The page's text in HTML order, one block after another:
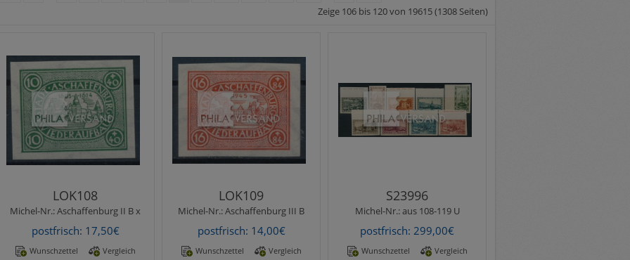
Zeige 106 bis 120 von 19615 (1308 Seiten)
Michel-Nr.:Aschaffenburg II B
x
Wiederaufbau 1946 - 10
Pfennig ungezähnt und
einwandfrei postfrisch
mit waagerechtem Wasse..
LOK108
Michel-Nr.:Aschaffenburg II B x
postfrisch: 17,50€
Wunschzettel Vergleich
Michel-Nr.:Aschaffenburg III
B
Wiederaufbau 1946 - 16
Pfennig ungezähnt und in
einwandfrei postfrischer
Erhaltung ..
LOK109
Michel-Nr.:Aschaffenburg III B
postfrisch: 14,00€
Wunschzettel Vergleich
ungezähnte Varianten, teils
vom Bogenrand oder Steg
und einwandfrei post..
S23996
Michel-Nr.:aus 108-119 U
postfrisch: 299,00€
Wunschzettel Vergleich